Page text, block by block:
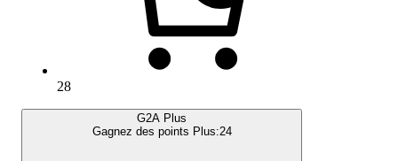
28
G2A Plus
Gagnez des points Plus:24